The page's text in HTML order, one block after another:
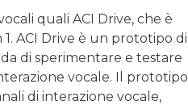
quali ACI Drive, che è
ACI Drive è un prototipo di
di sperimentare e testare
vocale. Il prototipo
di interazione vocale,